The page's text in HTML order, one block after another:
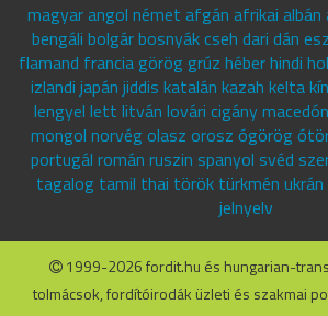
magyar angol német afgán afrikai albán
bengáli bolgár bosnyák cseh dari dán
flamand francia görög grúz héber hindi
izlandi japán jiddis katalán kazah kelta
lengyel lett litván lovári cigány
mongol norvég olasz orosz ógörög
portugál román ruszin spanyol svéd
tagalog tamil thai török türkmén
jelnyelv
1999-2026 fordit.hu és hungarian-
tolmácsok, fordítóirodák üzleti és szakmai